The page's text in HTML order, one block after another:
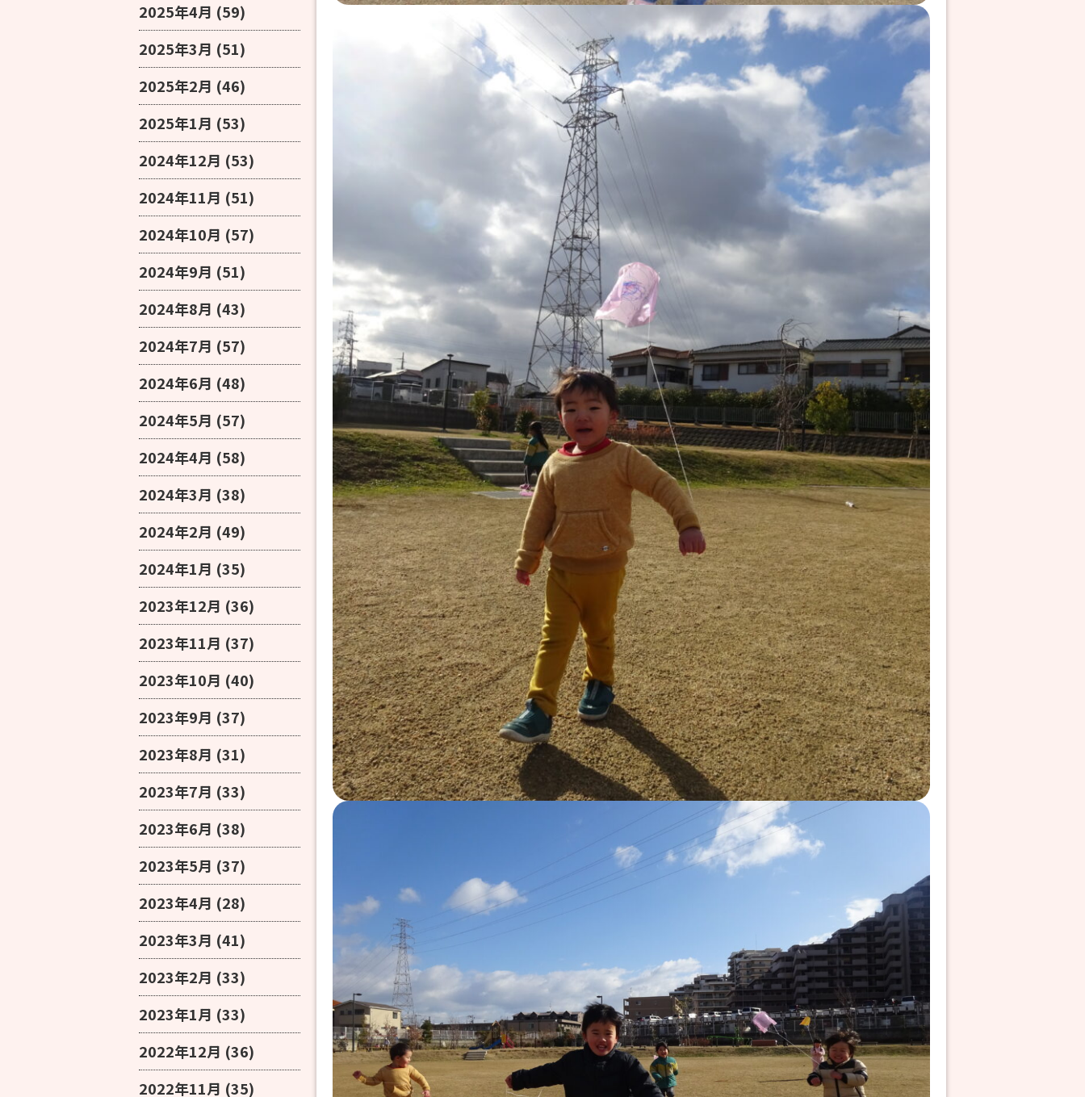
2025年4月 (59)
2025年3月 (51)
2025年2月 (46)
2025年1月 (53)
2024年12月 (53)
2024年11月 (51)
2024年10月 (57)
2024年9月 (51)
2024年8月 (43)
2024年7月 (57)
2024年6月 (48)
2024年5月 (57)
2024年4月 (58)
2024年3月 (38)
2024年2月 (49)
2024年1月 (35)
2023年12月 (36)
2023年11月 (37)
2023年10月 (40)
2023年9月 (37)
2023年8月 (31)
2023年7月 (33)
2023年6月 (38)
2023年5月 (37)
2023年4月 (28)
2023年3月 (41)
2023年2月 (33)
2023年1月 (33)
2022年12月 (36)
2022年11月 (35)